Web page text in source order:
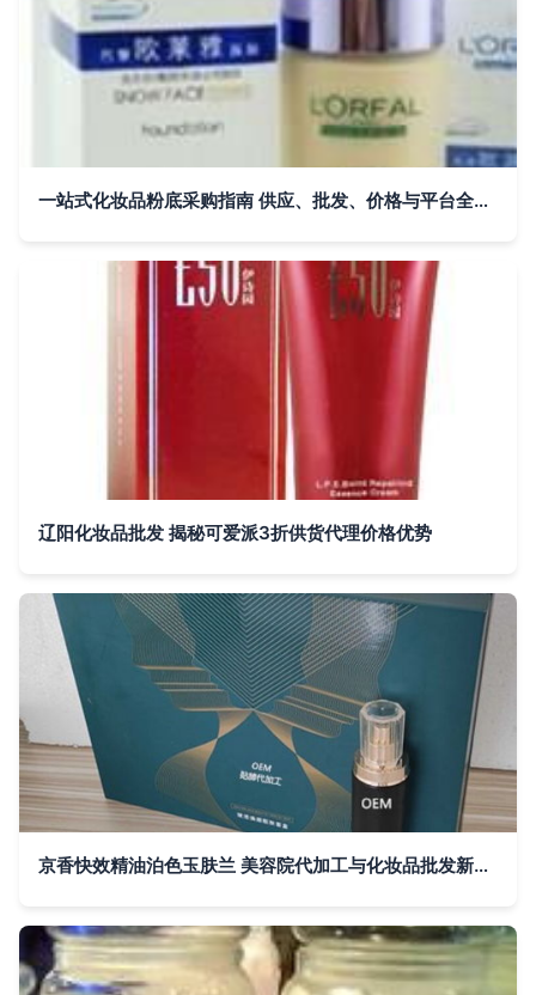
一站式化妆品粉底采购指南 供应、批发、价格与平台全解析
辽阳化妆品批发 揭秘可爱派3折供货代理价格优势
京香快效精油泊色玉肤兰 美容院代加工与化妆品批发新趋势